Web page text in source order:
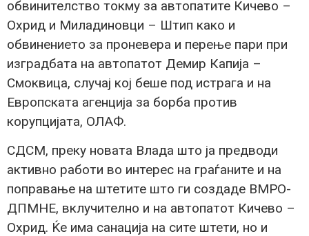
обвинителство токму за автопатите Кичево –
Охрид и Миладиновци – Штип како и
обвинението за проневера и перење пари при
изградбата на автопатот Демир Капија –
Смоквица, случај кој беше под истрага и на
Европската агенција за борба против
корупцијата, ОЛАФ.
СДСМ, преку новата Влада што ја предводи
активно работи во интерес на граѓаните и на
поправање на штетите што ги создаде ВМРО-
ДПМНЕ, вклучително и на автопатот Кичево –
Охрид. Ќе има санација на сите штети, но и